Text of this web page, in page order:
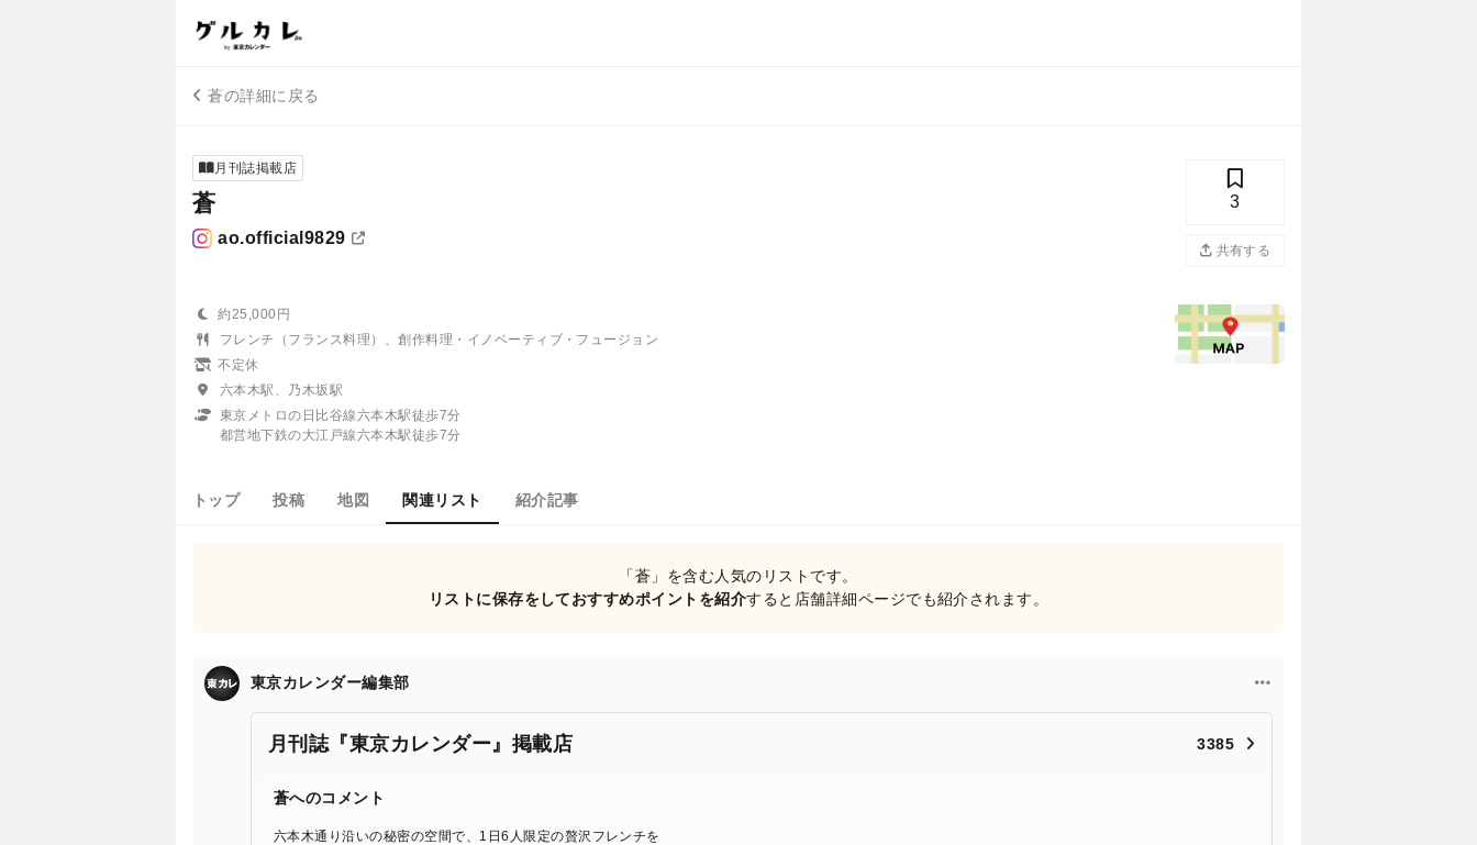
蒼の詳細に戻る
月刊誌掲載店
蒼
ao.official9829
3
共有する
約25,000円
フレンチ（フランス料理）、創作料理・イノベーティブ・フュージョン
不定休
六本木駅、乃木坂駅
東京メトロの日比谷線六本木駅徒歩7分
都営地下鉄の大江戸線六本木駅徒歩7分
トップ 投稿 地図 関連リスト 紹介記事
「蒼」を含む人気のリストです。
リストに保存をしておすすめポイントを紹介すると店舗詳細ページでも紹介されます。
東京カレンダー編集部
月刊誌『東京カレンダー』掲載店 3385
蒼へのコメント
六本木通り沿いの秘密の空間で、1日6人限定の贅沢フレンチを